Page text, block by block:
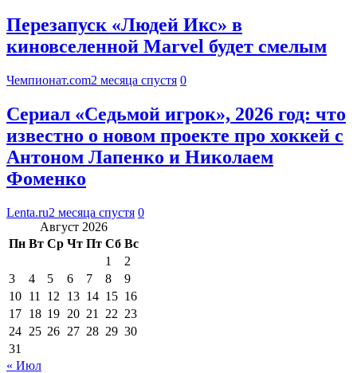
Перезапуск «Людей Икс» в
киновселенной Marvel будет смелым
Чемпионат.com2 месяца спустя 0
Сериал «Седьмой игрок», 2026 год: что
известно о новом проекте про хоккей с
Антоном Лапенко и Николаем
Фоменко
Lenta.ru2 месяца спустя 0
Август 2026
Пн Вт Ср Чт Пт Сб Вс
1
2
3
4 5 6 7 8
9
10 11 12 13 14 15 16
17 18 19 20 21 22 23
24 25 26 27 28 29 30
31
« Июл